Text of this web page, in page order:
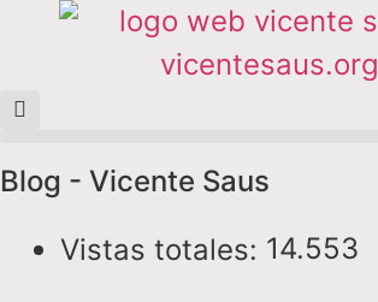
Blog - Vicente Saus
Vistas totales: 14.553